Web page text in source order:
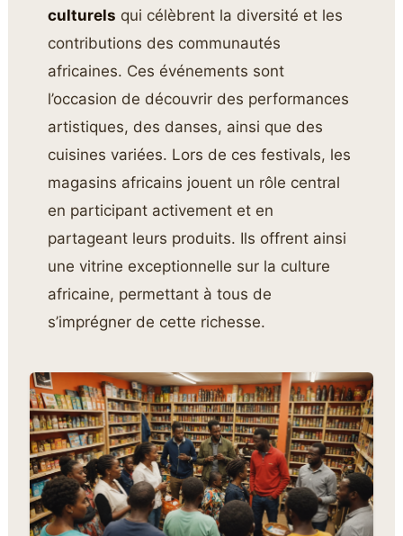
culturels qui célèbrent la diversité et les
contributions des communautés
africaines. Ces événements sont
l’occasion de découvrir des performances
artistiques, des danses, ainsi que des
cuisines variées. Lors de ces festivals, les
magasins africains jouent un rôle central
en participant activement et en
partageant leurs produits. Ils offrent ainsi
une vitrine exceptionnelle sur la culture
africaine, permettant à tous de
s’imprégner de cette richesse.